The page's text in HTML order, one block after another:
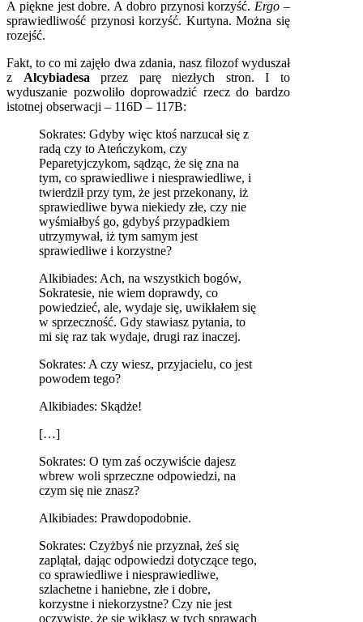
A piękne jest dobre. A dobro przynosi korzyść.Ergo –
sprawiedliwość przynosi korzyść. Kurtyna. Można się
rozejść.
Fakt, to co mi zajęło dwa zdania, nasz filozof wyduszał
z Alcybiadesaprzez parę niezłych stron. I to
wyduszanie pozwoliło doprowadzić rzecz do bardzo
istotnej obserwacji – 116D – 117B:
Sokrates: Gdyby więc ktoś narzucał się z
radą czy to Ateńczykom, czy
Peparetyjczykom, sądząc, że się zna na
tym, co sprawiedliwe i niesprawiedliwe, i
twierdził przy tym, że jest przekonany, iż
sprawiedliwe bywa niekiedy złe, czy nie
wyśmiałbyś go, gdybyś przypadkiem
utrzymywał, iż tym samym jest
sprawiedliwe i korzystne?
Alkibiades: Ach, na wszystkich bogów,
Sokratesie, nie wiem doprawdy, co
powiedzieć, ale, wydaje się, uwikłałem się
w sprzeczność. Gdy stawiasz pytania, to
mi się raz tak wydaje, drugi raz inaczej.
Sokrates: A czy wiesz, przyjacielu, co jest
powodem tego?
Alkibiades: Skądże!
[…]
Sokrates: O tym zaś oczywiście dajesz
wbrew woli sprzeczne odpowiedzi, na
czym się nie znasz?
Alkibiades: Prawdopodobnie.
Sokrates: Czyżbyś nie przyznał, żeś się
zaplątał, dając odpowiedzi dotyczące tego,
co sprawiedliwe i niesprawiedliwe,
szlachetne i haniebne, złe i dobre,
korzystne i niekorzystne? Czy nie jest
oczywiste, że się wikłasz w tych sprawach